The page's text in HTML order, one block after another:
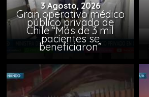
3 Agosto, 2026
Gran operativo médico
público privado de
Chile “Más de 3 mil
pacientes se
beneficiaron”